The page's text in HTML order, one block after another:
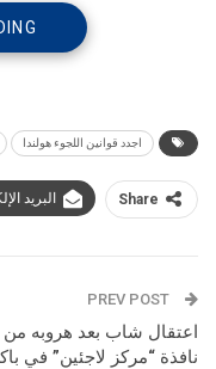
اجدد قوانين اللجوء هولندا
Share البريد
اعتقال شاب بعد هروبه من
نافذة “مركز لاجئين” في